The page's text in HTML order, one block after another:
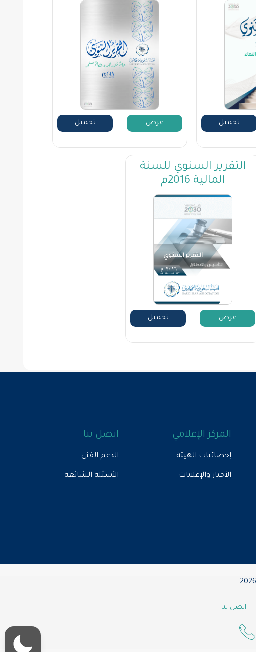
تحميل عرض تحميل
التقرير السنوي للسنة
المالية 2016م
عرض تحميل
المركز الإعلامي
إحصائيات الهيئة
الأخبار والإعلانات
اتصل بنا
الدعم الفني
الأسئلة الشائعة
اتصل بنا